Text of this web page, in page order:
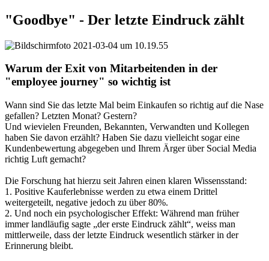
"Goodbye" - Der letzte Eindruck zählt
Warum der Exit von Mitarbeitenden in der
"employee journey" so wichtig ist
Wann sind Sie das letzte Mal beim Einkaufen so richtig auf die Nase
gefallen? Letzten Monat? Gestern?
Und wievielen Freunden, Bekannten, Verwandten und Kollegen
haben Sie davon erzählt? Haben Sie dazu vielleicht sogar eine
Kundenbewertung abgegeben und Ihrem Ärger über Social Media
richtig Luft gemacht?
Die Forschung hat hierzu seit Jahren einen klaren Wissensstand:
1. Positive Kauferlebnisse werden zu etwa einem Drittel
weitergeteilt, negative jedoch zu über 80%.
2. Und noch ein psychologischer Effekt: Während man früher
immer landläufig sagte „der erste Eindruck zählt“, weiss man
mittlerweile, dass der letzte Eindruck wesentlich stärker in der
Erinnerung bleibt.